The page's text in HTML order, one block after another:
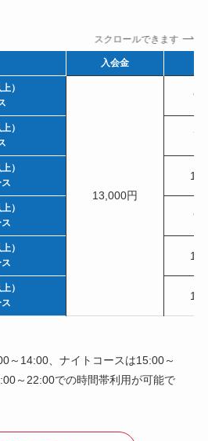
スクロールできます
入会金
）
13,000円
）
）
）
）
）
～14:00、ナイトコースは15:00～
～22:00での時間帯利用が可能で